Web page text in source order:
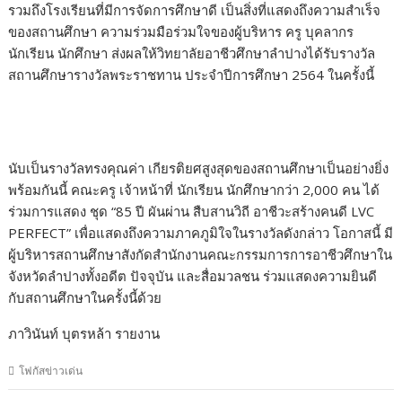
รวมถึงโรงเรียนที่มีการจัดการศึกษาดี เป็นสิ่งที่แสดงถึงความสำเร็จ
ของสถานศึกษา ความร่วมมือร่วมใจของผู้บริหาร ครู บุคลากร
นักเรียน นักศึกษา ส่งผลให้วิทยาลัยอาชีวศึกษาลำปางได้รับรางวัล
สถานศึกษารางวัลพระราชทาน ประจำปีการศึกษา 2564 ในครั้งนี้
นับเป็นรางวัลทรงคุณค่า เกียรติยศสูงสุดของสถานศึกษาเป็นอย่างยิ่ง
พร้อมกันนี้ คณะครู เจ้าหน้าที่ นักเรียน นักศึกษากว่า 2,000 คน ได้
ร่วมการแสดง ชุด “85 ปี ผันผ่าน สืบสานวิถี อาชีวะสร้างคนดี LVC
PERFECT” เพื่อแสดงถึงความภาคภูมิใจในรางวัลดังกล่าว โอกาสนี้ มี
ผู้บริหารสถานศึกษาสังกัดสำนักงานคณะกรรมการการอาชีวศึกษาใน
จังหวัดลำปางทั้งอดีต ปัจจุบัน และสื่อมวลชน ร่วมแสดงความยินดี
กับสถานศึกษาในครั้งนี้ด้วย
ภาวินันท์ บุตรหล้า รายงาน
โฟกัสข่าวเด่น